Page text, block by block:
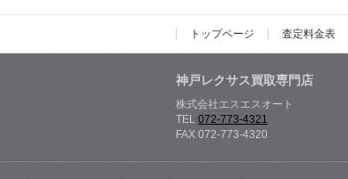
トップページ 査定料金表
神戸レクサス買取専門店
株式会社エスエスオート
TEL 072-773-4321
FAX 072-773-4320